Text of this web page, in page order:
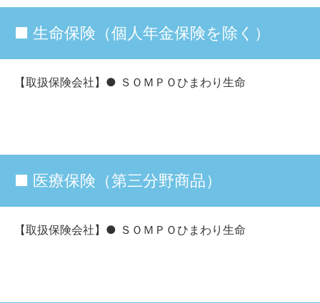
■ 生命保険（個人年金保険を除く）
【取扱保険会社】● ＳＯＭＰＯひまわり生命
■ 医療保険（第三分野商品）
【取扱保険会社】● ＳＯＭＰＯひまわり生命